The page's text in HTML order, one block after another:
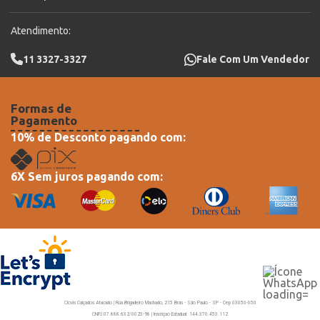
Atendimento:
11 3327-3327 Fale Com Um Vendedor
Formas de
Pagamento
10% de Desconto pagando com:
6X Sem juros pagando com:
Clovis Calçados Atacado | Rua Brigadeiro Machado, 215 Brás - São Paulo - SP - Cep 03050-050
CNPJ 07.888.632/0023-98 | Inscriçao Estadual: 144.370.453.112